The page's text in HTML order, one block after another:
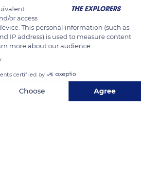
TRANSLATE
or access
This personal information (such as
IP address) is used to measure content
more about our audience.
certified by
Choose Agree